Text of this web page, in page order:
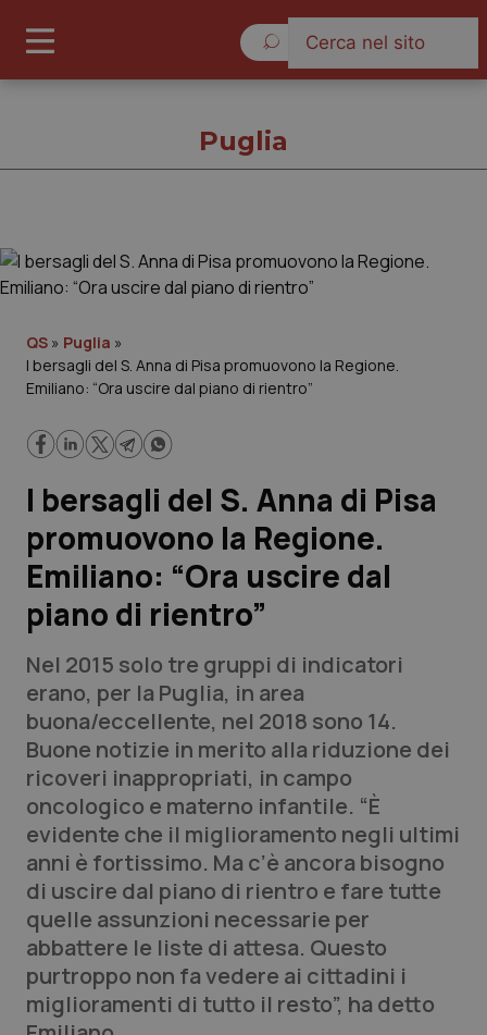
Governo e Parlamento
Regioni e Asl
Lavoro e Professioni
Scienza e Farmaci
Studi e Analisi
Lettere al direttore
Edizioni Regionali
QS Pro
Professionisti Sanitari.AI
Abruzzo
Basilicata
Calabria
QS Pro Gold
Artrite & artrosi
Asma & BPCO
QS Club Newsletter
Puglia
QS » Puglia »
I bersagli del S. Anna di Pisa promuovono la Regione.
Emiliano: “Ora uscire dal piano di rientro”
I bersagli del S. Anna di Pisa
promuovono la Regione.
Emiliano: “Ora uscire dal
piano di rientro”
Nel 2015 solo tre gruppi di indicatori
erano, per la Puglia, in area
buona/eccellente, nel 2018 sono 14.
Buone notizie in merito alla riduzione dei
ricoveri inappropriati, in campo
oncologico e materno infantile. “È
evidente che il miglioramento negli ultimi
anni è fortissimo. Ma c’è ancora bisogno
di uscire dal piano di rientro e fare tutte
quelle assunzioni necessarie per
abbattere le liste di attesa. Questo
purtroppo non fa vedere ai cittadini i
miglioramenti di tutto il resto”, ha detto